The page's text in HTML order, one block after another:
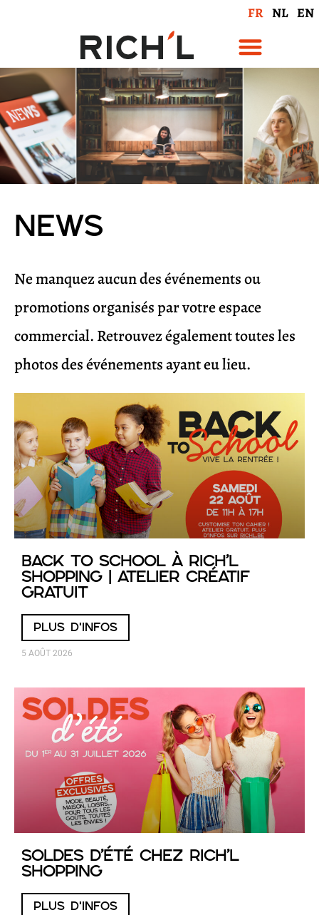
FR NL EN
News
Ne manquez aucun des événements ou
promotions organisés par votre espace
commercial. Retrouvez également toutes les
photos des événements ayant eu lieu.
Back to School à RICH’L
Shopping | Atelier créatif
gratuit
PLUS D'INFOS
5 AOÛT 2026
SOLDES D’ÉTÉ chez RICH’L
Shopping
PLUS D'INFOS